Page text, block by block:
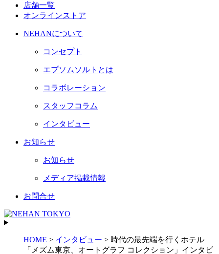
店舗一覧
オンラインストア
NEHANについて
コンセプト
エプソムソルトとは
コラボレーション
スタッフコラム
インタビュー
お知らせ
お知らせ
メディア掲載情報
お問合せ
HOME > インタビュー > 時代の最先端を行くホテル
「メズム東京、オートグラフ コレクション」インタビ